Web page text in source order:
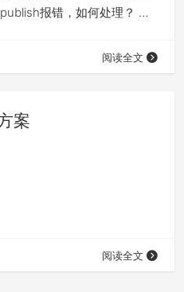
报错，如何处理？ 解
阅读全文
案
阅读全文